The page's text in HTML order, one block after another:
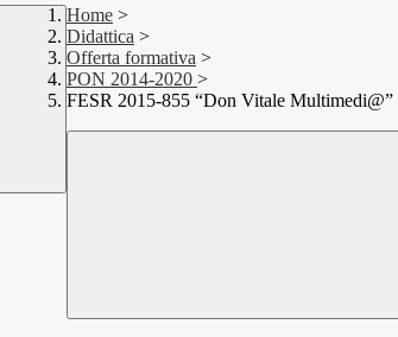
Home >
Didattica >
Offerta formativa >
PON 2014-2020 >
FESR 2015-855 “Don Vitale Multimedi@”